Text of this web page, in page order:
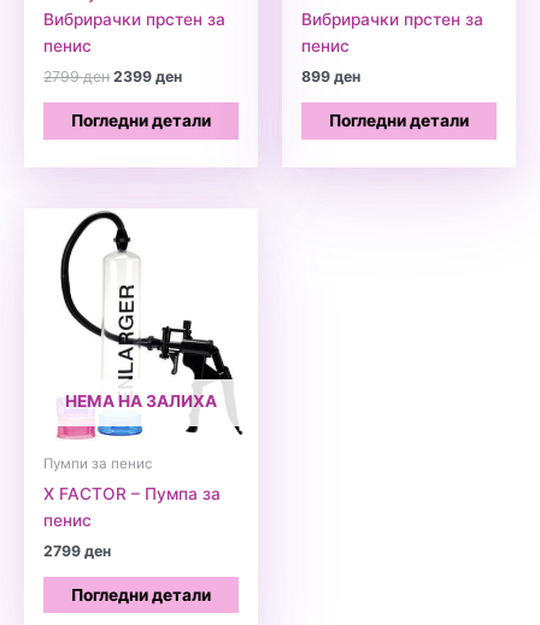
Вибрирачки прстен за
пенис
2799денOriginal
was:
2799 ден.
2399денCurrent
is:
Погледни детали
Вибрирачки прстен за
пенис
899ден
Погледни детали
НЕМА НА ЗАЛИХА
Пумпи за пенис
X FACTOR – Пумпа за
пенис
2799ден
Погледни детали